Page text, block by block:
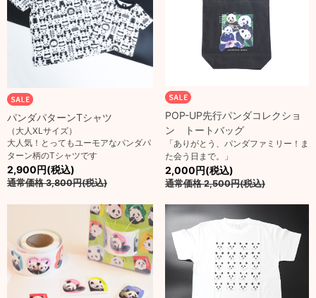
パンダパターンTシャツ
（大人XLサイズ）
大人気！とってもユーモアなパンダパ
ターン柄のTシャツです
2,900円(税込)
通常価格3,800円(税込)
POP-UP先行パンダコレクショ
ン トートバッグ
「ありがとう、パンダファミリー！ま
た会う日まで。」
2,000円(税込)
通常価格2,500円(税込)